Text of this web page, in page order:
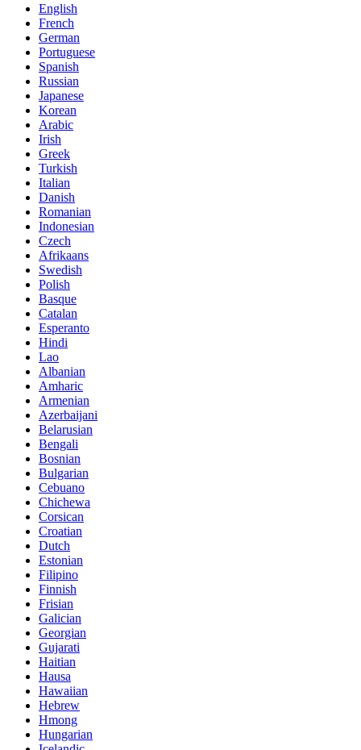
English
French
German
Portuguese
Spanish
Russian
Japanese
Korean
Arabic
Irish
Greek
Turkish
Italian
Danish
Romanian
Indonesian
Czech
Afrikaans
Swedish
Polish
Basque
Catalan
Esperanto
Hindi
Lao
Albanian
Amharic
Armenian
Azerbaijani
Belarusian
Bengali
Bosnian
Bulgarian
Cebuano
Chichewa
Corsican
Croatian
Dutch
Estonian
Filipino
Finnish
Frisian
Galician
Georgian
Gujarati
Haitian
Hausa
Hawaiian
Hebrew
Hmong
Hungarian